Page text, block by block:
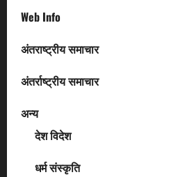
Web Info
अंतराष्ट्रीय समाचार
अंतर्राष्ट्रीय समाचार
अन्य
देश विदेश
धर्म संस्कृति